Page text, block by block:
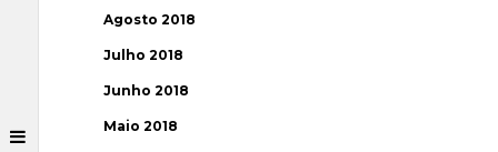
Agosto 2018
Julho 2018
Junho 2018
Maio 2018